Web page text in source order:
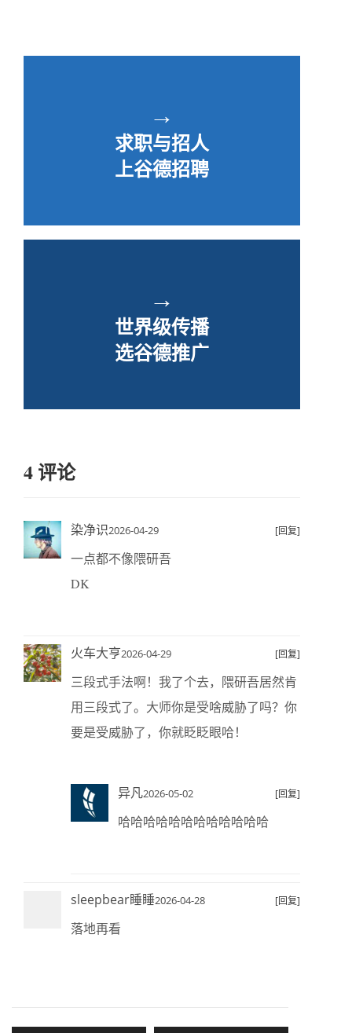
→
求职与招人
上谷德招聘
→
世界级传播
选谷德推广
4 评论
染净识2026-04-29 [回复]
一点都不像隈研吾
DK
火车大亨2026-04-29 [回复]
三段式手法啊！我了个去，隈研吾居然肯
用三段式了。大师你是受啥威胁了吗？你
要是受威胁了，你就眨眨眼哈！
异凡2026-05-02 [回复]
哈哈哈哈哈哈哈哈哈哈哈哈
sleepbear睡睡2026-04-28 [回复]
落地再看